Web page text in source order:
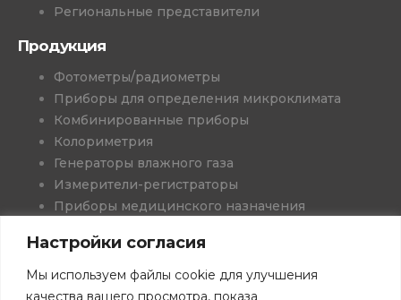
Настройки согласия
Мы используем файлы cookie для улучшения
качества вашего просмотра, показа
Региональные представители
Продукция
Фотометры/радиометры
Приборы для определения микроклимата
Комбинированные приборы
Колориметрия
Генераторы влажного газа
Измерители-регистраторы
Приборы медицинского назначения
Программное обеспечение
Книги
Скачать каталоги